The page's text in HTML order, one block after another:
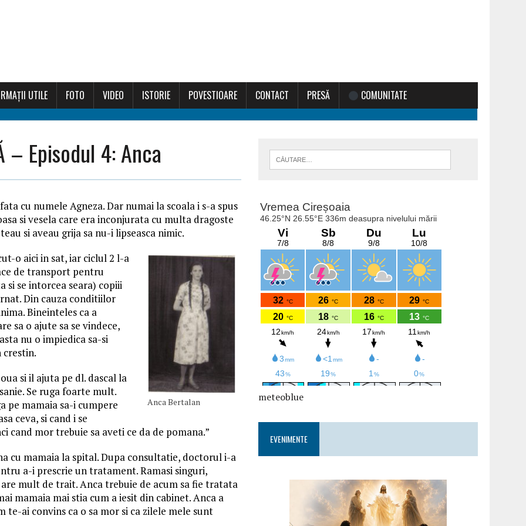
UTILE FOTO VIDEO ISTORIE POVESTIOARE CONTACT PRESĂ COMUNITATE
– Episodul 4: Anca
cu numele Agneza. Dar numai la scoala i s-a spus
si vesela care era inconjurata cu multa dragoste
si aveau grija sa nu-i lipseasca nimic.
Anca Bertalan
o aici in sat, iar ciclul 2 l-a
de transport pentru
si se intorcea seara) copiii
Din cauza conditiilor
Bineinteles ca a
sa o ajute sa se vindece,
nu o impiedica sa-si
crestin.
si il ajuta pe dl. dascal la
Se ruga foarte mult.
pe mamaia sa-i cumpere
ceva, si cand i se
cand mor trebuie sa aveti ce da de pomana.”
cu mamaia la spital. Dupa consultatie, doctorul i-a
a-i prescrie un tratament. Ramasi singuri,
mult de trait. Anca trebuie de acum sa fie tratata
mamaia mai stia cum a iesit din cabinet. Anca a
te-ai convins ca o sa mor si ca zilele mele sunt
meteoblue
EVENIMENTE